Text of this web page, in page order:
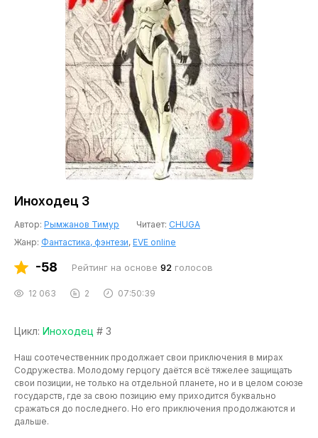
Иноходец 3
Автор: Рымжанов Тимур Читает: CHUGA
Жанр: Фантастика, фэнтези, EVE online
-58 Рейтинг на основе 92 голосов
12 063 2 07:50:39
Цикл: Иноходец # 3
Наш соотечественник продолжает свои приключения в мирах
Содружества. Молодому герцогу даётся всё тяжелее защищать
свои позиции, не только на отдельной планете, но и в целом союзе
государств, где за свою позицию ему приходится буквально
сражаться до последнего. Но его приключения продолжаются и
дальше.